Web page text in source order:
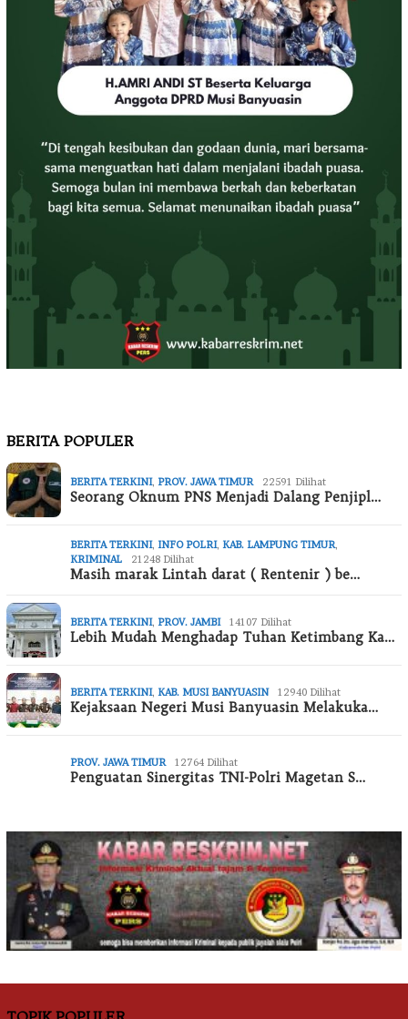
BERITA POPULER
BERITA TERKINI, PROV. JAWA TIMUR 22591 Dilihat
Seorang Oknum PNS Menjadi Dalang Penjipl…
BERITA TERKINI, INFO POLRI, KAB. LAMPUNG TIMUR
KRIMINAL
21248 Dilihat
Masih marak Lintah darat ( Rentenir ) be…
BERITA TERKINI, PROV. JAMBI 14107 Dilihat
Lebih Mudah Menghadap Tuhan Ketimbang Ka…
BERITA TERKINI, KAB. MUSI BANYUASIN 12940 Dilihat
Kejaksaan Negeri Musi Banyuasin Melakuka…
PROV. JAWA TIMUR 12764 Dilihat
Penguatan Sinergitas TNI-Polri Magetan S…